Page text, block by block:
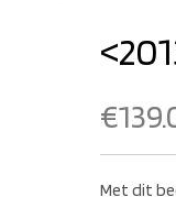
€
Met dit